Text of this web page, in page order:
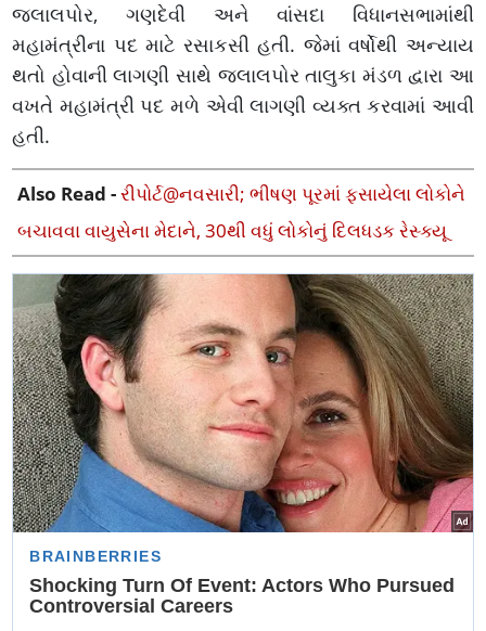
જલાલપોર, ગણદેવી અને વાંસદા વિધાનસભામાંથી
મહામંત્રીના પદ માટે રસાકસી હતી. જેમાં વર્ષોથી અન્યાય
થતો હોવાની લાગણી સાથે જલાલપોર તાલુકા મંડળ દ્વારા આ
વખતે મહામંત્રી પદ મળે એવી લાગણી વ્યક્ત કરવામાં આવી
હતી.
Also Read -રીપોર્ટ@નવસારી; ભીષણ પૂરમાં ફસાયેલા લોકોને
બચાવવા વાયુસેના મેદાને, 30થી વધું લોકોનું દિલધડક રેસ્ક્યૂ